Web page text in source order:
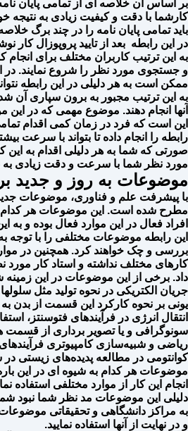
بر اساس آن خلاصه ای از تمامی پایان
کارشما با دقت و کیفیت زیادی به نتیجه
باید تمامی پایان نامه را در چند برگ
در این رابطه بعد از تایید پروپوزال کار
به این ترتیب کاربران مختلف برای
و جستجوی مورد نظر را شروع نمایند. در
ممکن است به هر دلیلی در این رابطه
به این ترتیب مجبور به برون سپاری آن
آنها انجام دهند. موضوع مهمی که در این
این است که فرد در زمان کمی اقدام
رابطه را انجام داده تا بتواند با سرعت
صورتی که شما به هر دلیلی اقدام به این
مورد نظر شما با سرعت و دقت زیادی به
موضوعات به روز و جدید
با پیشرفت علم و فناوری، موضوعات
مطرح شده است. این موضوعات هر کدام
افراد فعال در این موارد فعال بوده و به
این رابطه موضوعات مختلفی را با توجه
بررسی و چک خواهند کرد. همچنین در
کارهای مختلف نداشته و استاد کار مورد
داد. برخی از این موضوعات در این
جریان الکتریکی در نحوه تولید مثل
یونی بر نحوه کارکرد این قسمت از بدن
انتقال انرژی در فرآیندهای فتوسنتز،
سونوگرافی و یا تصویر برداری از
ریاضی و شبیه‌سازی کامپیوتری
کوانتومی در مطالعه پدیده‌های زیستی
موضوعات هر کدام به شیوه ای در این
انجام این کار از موارد مختلفی استفاده
دلیلی این موضوعات مد نظر شما نبود
به مراکز دانشگاهی و تحقیقاتی موضوعات
و در نهایت از آنها استفاده نمایید.